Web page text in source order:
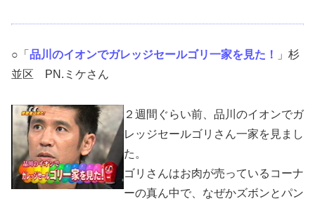
○「 品川のイオンでガレッジセールゴリ一家を見た！
」杉
並区 PN.ミケさん
２週間ぐらい前、品川のイオンでガ
レッジセールゴリさん一家を見まし
た。
ゴリさんはお肉が売っているコーナ
ーの真ん中で、なぜかズボンとパン